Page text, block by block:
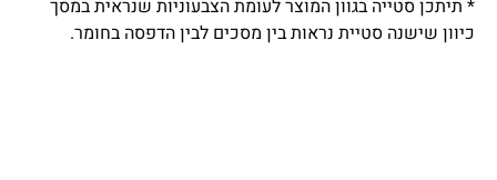
* תיתכן סטייה בגוון המוצר לעומת הצבעוניות שנראית במסך
כיוון שישנה סטיית נראות בין מסכים לבין הדפסה בחומר.